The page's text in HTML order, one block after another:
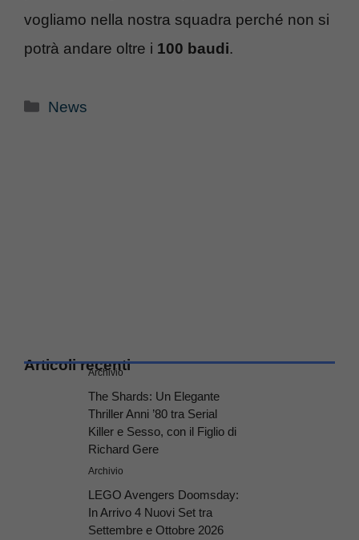
vogliamo nella nostra squadra perché non si
potrà andare oltre i 100 baudi.
Categorie
News
Articoli recenti
Archivio
The Shards: Un Elegante
Thriller Anni ’80 tra Serial
Killer e Sesso, con il Figlio di
Richard Gere
Archivio
LEGO Avengers Doomsday:
In Arrivo 4 Nuovi Set tra
Settembre e Ottobre 2026